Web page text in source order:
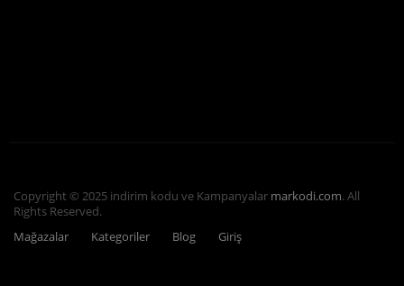
Copyright © 2025 indirim kodu ve Kampanyalar markodi.com. All
Rights Reserved.
Mağazalar
Kategoriler Blog Giriş